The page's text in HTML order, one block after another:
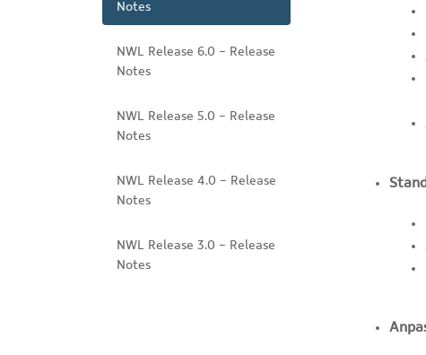
Notes
NWL Release 6.0 - Release
Notes
NWL Release 5.0 - Release
Notes
NWL Release 4.0 - Release
Notes
NWL Release 3.0 - Release
Notes